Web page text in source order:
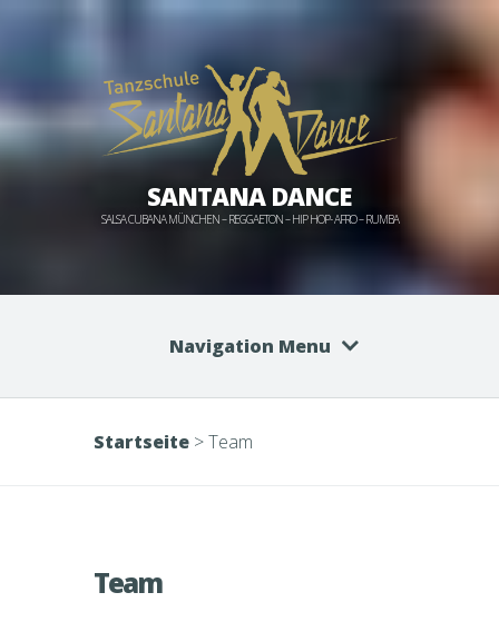
SANTANA DANCE
SALSA CUBANA MÜNCHEN – REGGAETON – HIP HOP- AFRO – RUMBA
Navigation Menu
Startseite >Team
Team